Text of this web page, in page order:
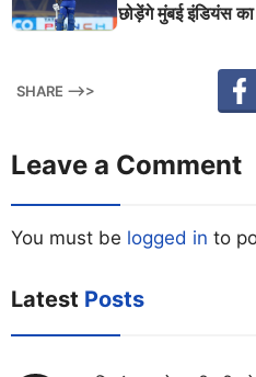
छोड़ेंगे मुंबई इंडियंस
SHARE -->>
Leave a Comment
You must be logged in to
Latest Posts